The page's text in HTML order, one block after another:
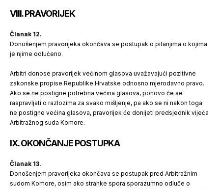
VIII. PRAVORIJEK
Članak 12.
Donošenjem pravorijeka okončava se postupak o pitanjima o kojima
je njime odlučeno.
Arbitri donose pravorijek većinom glasova uvažavajući pozitivne
zakonske propise Republike Hrvatske odnosno mjerodavno pravo.
Ako se ne postigne potrebna većina glasova, ponovo će se
raspravljati o razlozima za svako mišljenje, pa ako se ni nakon toga
ne postigne većina glasova, pravorijek će donijeti predsjednik vijeća
Arbitražnog suda Komore.
IX. OKONČANJE POSTUPKA
Članak 13.
Donošenjem pravorijeka okončava se postupak pred Arbitražnim
sudom Komore, osim ako stranke spora sporazumno odluče o